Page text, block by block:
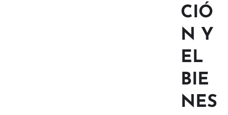
CIÓ
N Y
EL
BIE
NES